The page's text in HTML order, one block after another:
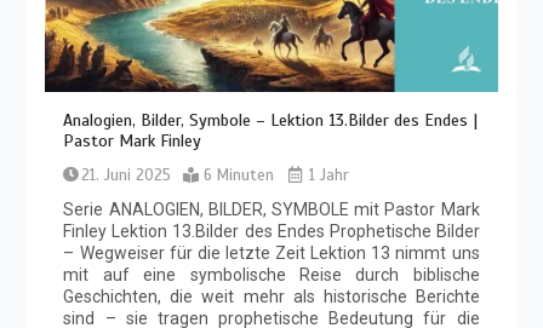
Analogien, Bilder, Symbole – Lektion 13.Bilder des Endes |
Pastor Mark Finley
21. Juni 2025 6 Minuten
1 Jahr
Serie ANALOGIEN, BILDER, SYMBOLE mit Pastor Mark
Finley Lektion 13.Bilder des Endes Prophetische Bilder
– Wegweiser für die letzte Zeit Lektion 13 nimmt uns
mit auf eine symbolische Reise durch biblische
Geschichten, die weit mehr als historische Berichte
sind – sie tragen prophetische Bedeutung für die